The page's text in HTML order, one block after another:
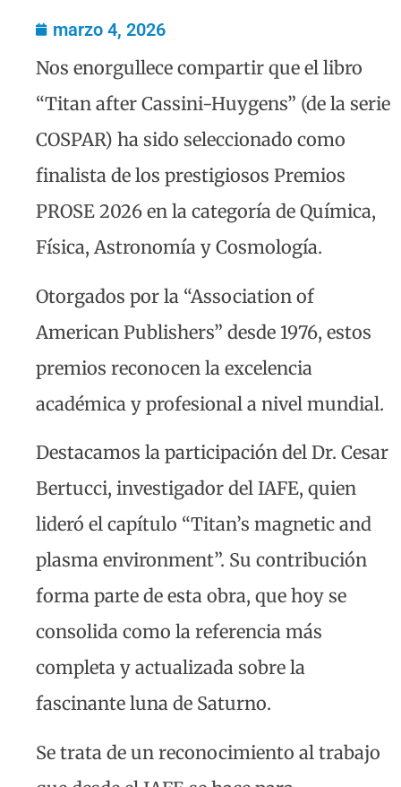
marzo 4, 2026
Nos enorgullece compartir que el libro
“Titan after Cassini-Huygens” (de la serie
COSPAR) ha sido seleccionado como
finalista de los prestigiosos Premios
PROSE 2026 en la categoría de Química,
Física, Astronomía y Cosmología.
Otorgados por la “Association of
American Publishers” desde 1976, estos
premios reconocen la excelencia
académica y profesional a nivel mundial.
Destacamos la participación del Dr. Cesar
Bertucci, investigador del IAFE, quien
lideró el capítulo “Titan’s magnetic and
plasma environment”. Su contribución
forma parte de esta obra, que hoy se
consolida como la referencia más
completa y actualizada sobre la
fascinante luna de Saturno.
Se trata de un reconocimiento al trabajo